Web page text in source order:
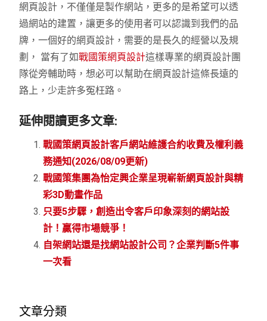
網頁設計，不僅僅是製作網站，更多的是希望可以透
過網站的建置，讓更多的使用者可以認識到我們的品
牌，一個好的網頁設計，需要的是長久的經營以及規
劃， 當有了如戰國策網頁設計這樣專業的網頁設計團
隊從旁輔助時，想必可以幫助在網頁設計這條長遠的
路上，少走許多冤枉路。
延伸閱讀更多文章:
戰國策網頁設計客戶網站維護合約收費及權利義
務通知(2026/08/09更新)
戰國策集團為怡定興企業呈現嶄新網頁設計與精
彩3D動畫作品
只要5步驟，創造出令客戶印象深刻的網站設
計！贏得市場競爭！
自架網站還是找網站設計公司？企業判斷5件事
一次看
文章分類